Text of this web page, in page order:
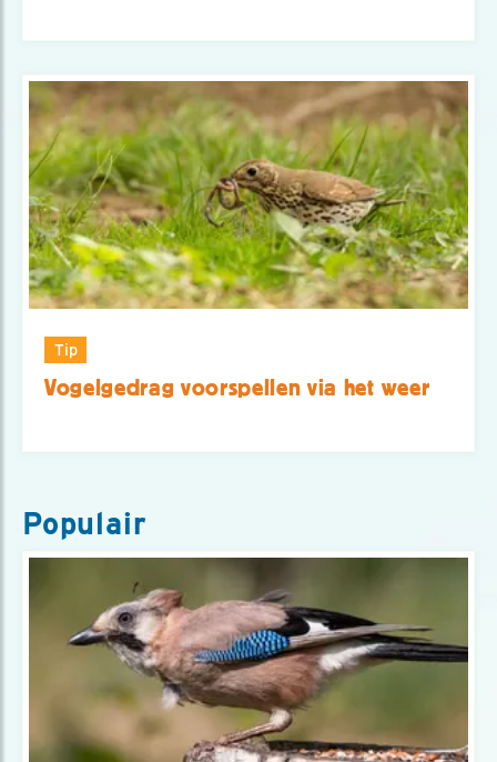
Tip
Vogelgedrag voorspellen via het weer
Populair